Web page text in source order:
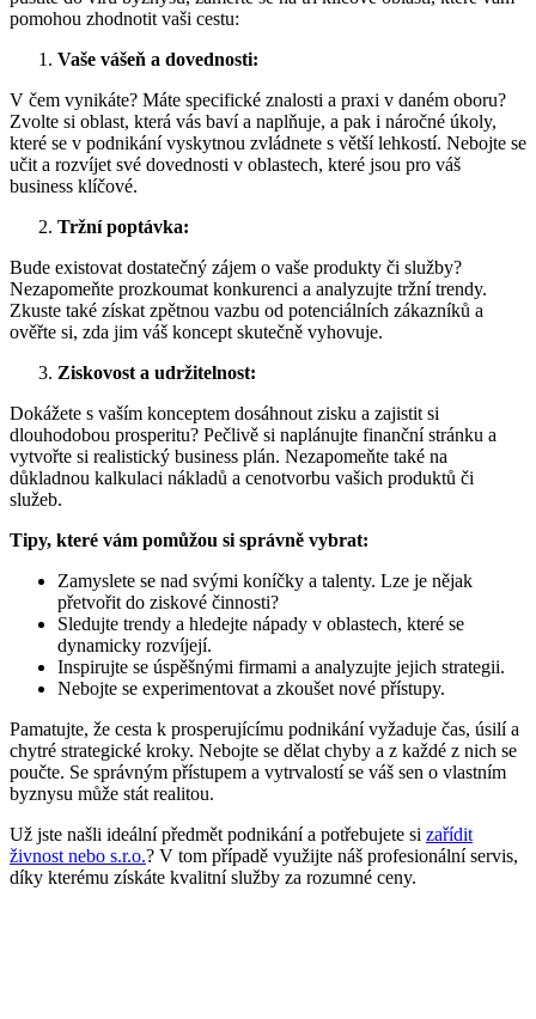
pomohou zhodnotit vaši cestu:
Vaše vášeň a dovednosti:
V čem vynikáte? Máte specifické znalosti a praxi v daném oboru?
Zvolte si oblast, která vás baví a naplňuje, a pak i náročné úkoly,
které se v podnikání vyskytnou zvládnete s větší lehkostí. Nebojte se
učit a rozvíjet své dovednosti v oblastech, které jsou pro váš
business klíčové.
Tržní poptávka:
Bude existovat dostatečný zájem o vaše produkty či služby?
Nezapomeňte prozkoumat konkurenci a analyzujte tržní trendy.
Zkuste také získat zpětnou vazbu od potenciálních zákazníků a
ověřte si, zda jim váš koncept skutečně vyhovuje.
Ziskovost a udržitelnost:
Dokážete s vaším konceptem dosáhnout zisku a zajistit si
dlouhodobou prosperitu? Pečlivě si naplánujte finanční stránku a
vytvořte si realistický business plán. Nezapomeňte také na
důkladnou kalkulaci nákladů a cenotvorbu vašich produktů či
služeb.
Tipy, které vám pomůžou si správně vybrat:
Zamyslete se nad svými koníčky a talenty. Lze je nějak
přetvořit do ziskové činnosti?
Sledujte trendy a hledejte nápady v oblastech, které se
dynamicky rozvíjejí.
Inspirujte se úspěšnými firmami a analyzujte jejich strategii.
Nebojte se experimentovat a zkoušet nové přístupy.
Pamatujte, že cesta k prosperujícímu podnikání vyžaduje čas, úsilí a
chytré strategické kroky. Nebojte se dělat chyby a z každé z nich se
poučte. Se správným přístupem a vytrvalostí se váš sen o vlastním
byznysu může stát realitou.
Už jste našli ideální předmět podnikání a potřebujete si zařídit
živnost nebo s.r.o.? V tom případě využijte náš profesionální servis,
díky kterému získáte kvalitní služby za rozumné ceny.